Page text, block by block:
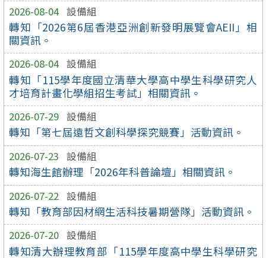
2026-08-04 設備組
轉知「2026第6屆香港亞洲創新發明展覽會AEII」相
關資訊。
2026-08-04 設備組
轉知「115學年度國立清華大學高中學生科學研究人
才培育計畫化學組招生考試」相關資訊。
2026-07-29 設備組
轉知「第七屆遠哲文創科學探究競賽」活動資訊。
2026-07-23 設備組
轉知海生館辦理「2026年科普論壇」相關資訊。
2026-07-22 設備組
轉知「教育部因材網生活科技暑期營隊」活動資訊。
2026-07-20 設備組
轉知清大辦理教育部「115學年度高中學生科學研究